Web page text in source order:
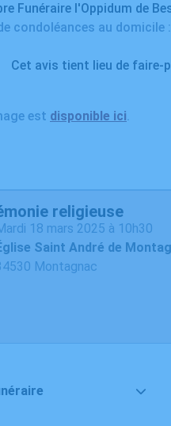
Funéraire l'Oppidum de
condoléances au
Cet avis tient lieu de faire-
est disponible ici.
religieuse
mardi 18 mars 2025 à 10h30
Saint André de
Montagnac